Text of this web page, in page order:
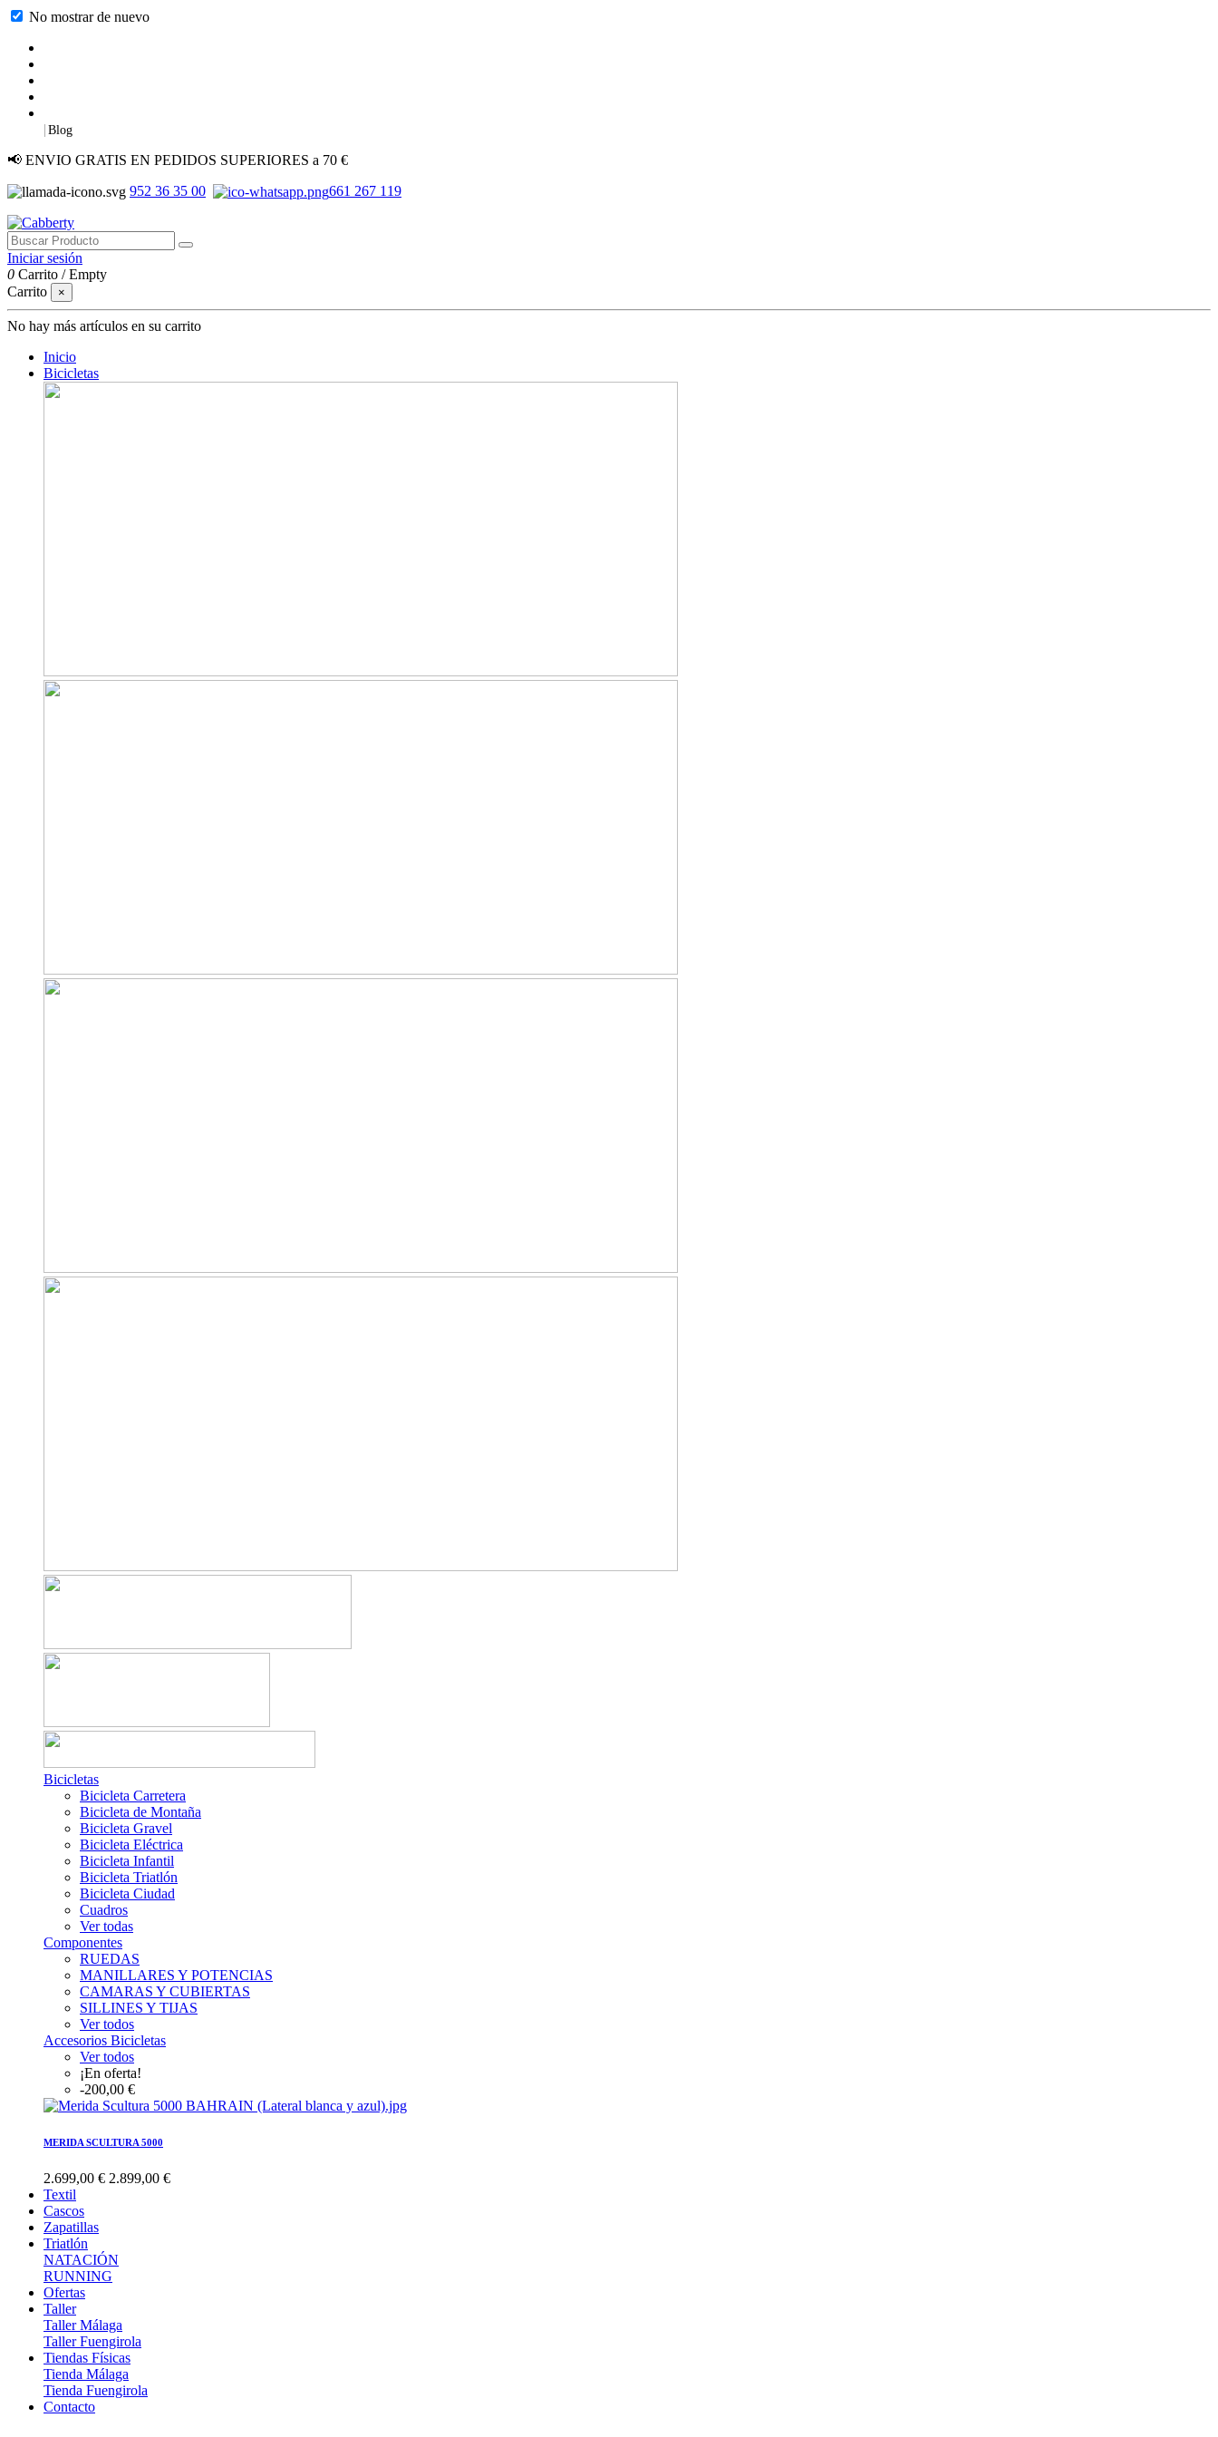
No mostrar de nuevo
|Blog
📢 ENVIO GRATIS EN PEDIDOS SUPERIORES a 70 €
952 36 35 00
661 267 119
Iniciar sesión
0 Carrito /Empty
Carrito
×
No hay más artículos en su carrito
Inicio
Bicicletas
Bicicletas
Bicicleta Carretera
Bicicleta de Montaña
Bicicleta Gravel
Bicicleta Eléctrica
Bicicleta Infantil
Bicicleta Triatlón
Bicicleta Ciudad
Cuadros
Ver todas
Componentes
RUEDAS
MANILLARES Y POTENCIAS
CAMARAS Y CUBIERTAS
SILLINES Y TIJAS
Ver todos
Accesorios Bicicletas
Ver todos
¡En oferta!
-200,00 €
MERIDA SCULTURA 5000
2.699,00 € 2.899,00 €
Textil
Cascos
Zapatillas
Triatlón
NATACIÓN
RUNNING
Ofertas
Taller
Taller Málaga
Taller Fuengirola
Tiendas Físicas
Tienda Málaga
Tienda Fuengirola
Contacto